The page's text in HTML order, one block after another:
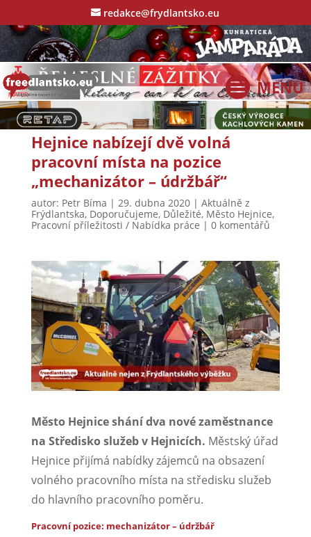
redakce@frydlantsko.eu
Hejnice nabízejí dvě volná
pracovní místa na pozice
„mechanizátor – údržbář“
autor: Petr Bíma | 29. dubna 2020| Aktuálně z
Frýdlantska, Doporučujeme, Důležité, Město Hejnice,
Pracovní příležitosti / Nabídka práce | 0 komentářů
Město Hejnice shání dva nové zaměstnance
na Středisko služeb v Hejnicích. Městský úřad
Hejnice přijímá nabídky zájemců na obsazení
volného pracovního místa na středisku služeb
do hlavního pracovního poměru.
Pracovní pozice: mechanizátor – údržbář